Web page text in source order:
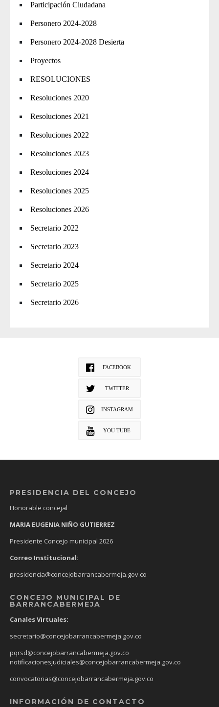
Participación Ciudadana
Personero 2024-2028
Personero 2024-2028 Desierta
Proyectos
RESOLUCIONES
Resoluciones 2020
Resoluciones 2021
Resoluciones 2022
Resoluciones 2023
Resoluciones 2024
Resoluciones 2025
Resoluciones 2026
Secretario 2022
Secretario 2023
Secretario 2024
Secretario 2025
Secretario 2026
FACEBOOK
TWITTER
INSTAGRAM
YOU TUBE
PRESIDENCIA DEL CONCEJO
Honorable concejal
MARIA EUGENIA NIÑO GUTIERREZ
Presidente Concejo municipal 2026
Correo Institucional:
presidencia@concejobarrancabermeja.gov.co
CONCEJO MUNICIPAL DE
BARRANCABERMEJA
Canales Virtuales:
secretario@concejobarrancabermeja.gov.co
pqrsd@concejobarrancabermeja.gov.co
notificacionesjudiciales@concejobarrancabermeja.gov.co
convocatorias@concejobarrancabermeja.gov.co
INFORMACIÓN DE CONTACTO